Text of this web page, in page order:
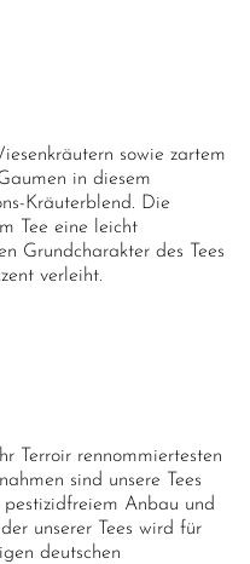
sowie zartem
in diesem
Kräuterblend. Die
Tee eine leicht
Grundcharakter des Tees
verleiht.
Terroir rennommiertesten
sind unsere Tees
Anbau und
unserer Tees wird für
deutschen